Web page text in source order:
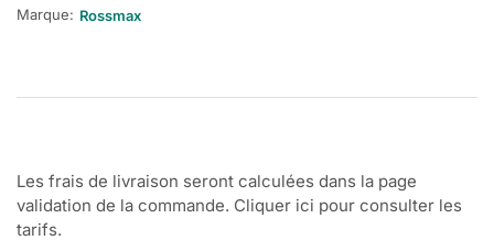
Marque: Rossmax
Les frais de livraison seront calculées dans la page
validation de la commande. Cliquer ici pour consulter les
tarifs.